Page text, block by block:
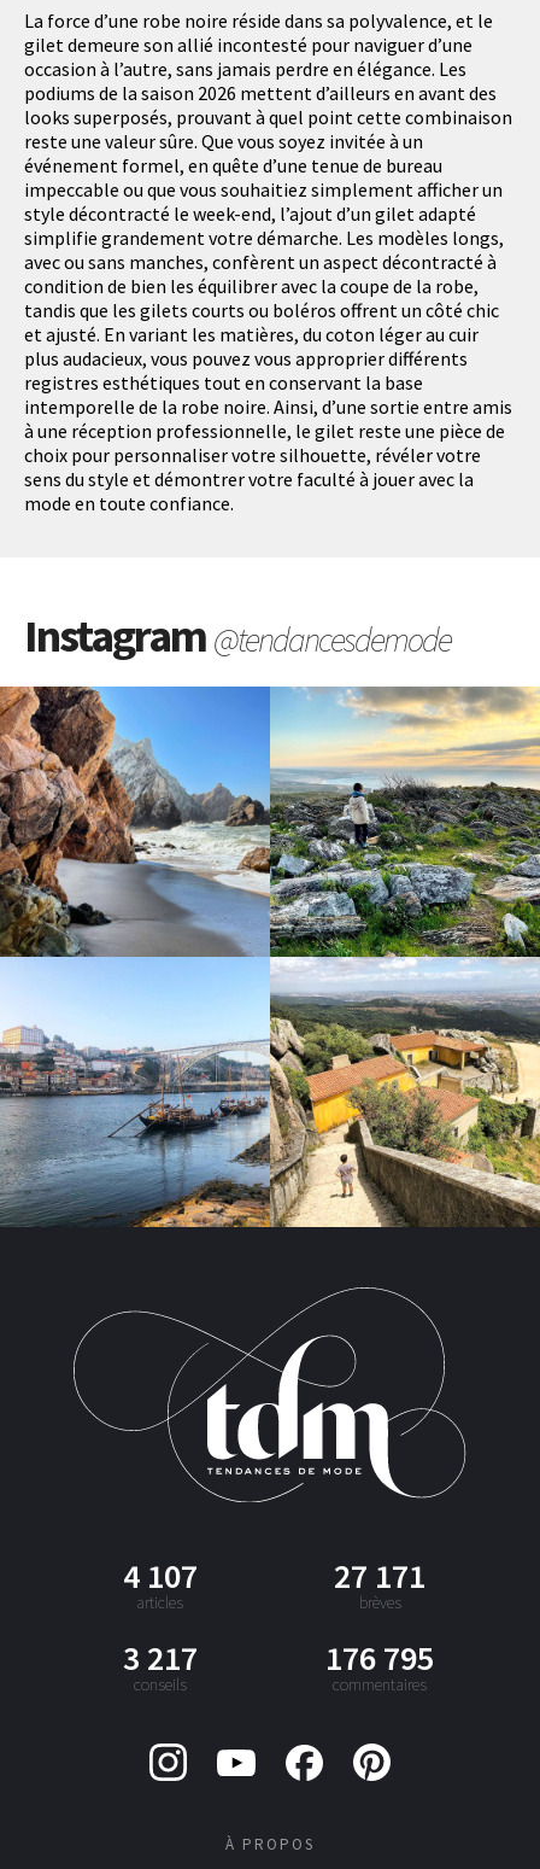
La force d’une robe noire réside dans sa polyvalence, et le
gilet demeure son allié incontesté pour naviguer d’une
occasion à l’autre, sans jamais perdre en élégance. Les
podiums de la saison 2026 mettent d’ailleurs en avant des
looks superposés, prouvant à quel point cette combinaison
reste une valeur sûre. Que vous soyez invitée à un
événement formel, en quête d’une tenue de bureau
impeccable ou que vous souhaitiez simplement afficher un
style décontracté le week-end, l’ajout d’un gilet adapté
simplifie grandement votre démarche. Les modèles longs,
avec ou sans manches, confèrent un aspect décontracté à
condition de bien les équilibrer avec la coupe de la robe,
tandis que les gilets courts ou boléros offrent un côté chic
et ajusté. En variant les matières, du coton léger au cuir
plus audacieux, vous pouvez vous approprier différents
registres esthétiques tout en conservant la base
intemporelle de la robe noire. Ainsi, d’une sortie entre amis
à une réception professionnelle, le gilet reste une pièce de
choix pour personnaliser votre silhouette, révéler votre
sens du style et démontrer votre faculté à jouer avec la
mode en toute confiance.
Instagram@tendancesdemode
4 107
articles
27 171
brèves
3 217
conseils
176 795
commentaires
À PROPOS